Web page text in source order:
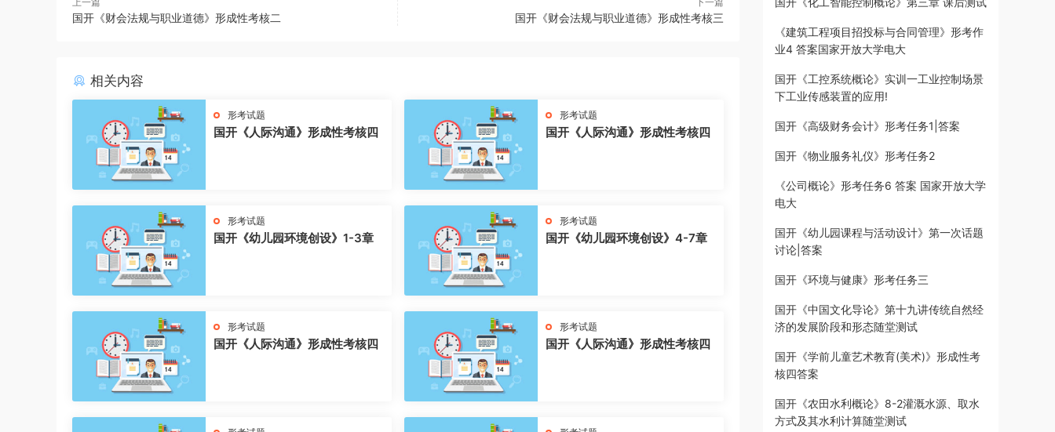
国开《财会法规与职业道德》形成性考核二 国开《财会法规与职业道德》形成性考核三
相关内容
形考试题
国开《人际沟通》形成性考核四
形考试题
国开《人际沟通》形成性考核四
形考试题
国开《幼儿园环境创设》1-3章
形考试题
国开《幼儿园环境创设》4-7章
形考试题
国开《人际沟通》形成性考核四
形考试题
国开《人际沟通》形成性考核四
《建筑工程项目招投标与合同管理》形考作
业4 答案国家开放大学电大
国开《工控系统概论》实训一工业控制场景
下工业传感装置的应用!
国开《高级财务会计》形考任务1|答案
国开《物业服务礼仪》形考任务2
《公司概论》形考任务6 答案 国家开放大学
电大
国开《幼儿园课程与活动设计》第一次话题
讨论|答案
国开《环境与健康》形考任务三
国开《中国文化导论》第十九讲传统自然经
济的发展阶段和形态随堂测试
国开《学前儿童艺术教育(美术)》形成性考
核四答案
国开《农田水利概论》8-2灌溉水源、取水
方式及其水利计算随堂测试